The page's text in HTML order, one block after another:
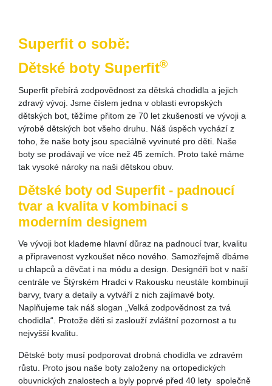
Superfit o sobě:
Dětské boty Superfit®
Superfit přebírá zodpovědnost za dětská chodidla a jejich
zdravý vývoj. Jsme číslem jedna v oblasti evropských
dětských bot, těžíme přitom ze 70 let zkušeností ve vývoji a
výrobě dětských bot všeho druhu. Náš úspěch vychází z
toho, že naše boty jsou speciálně vyvinuté pro děti. Naše
boty se prodávají ve více než 45 zemích. Proto také máme
tak vysoké nároky na naši dětskou obuv.
Dětské boty od Superfit - padnoucí
tvar a kvalita v kombinaci s
moderním designem
Ve vývoji bot klademe hlavní důraz na padnoucí tvar, kvalitu
a připravenost vyzkoušet něco nového. Samozřejmě dbáme
u chlapců a děvčat i na módu a design. Designéři bot v naší
centrále ve Štýrském Hradci v Rakousku neustále kombinují
barvy, tvary a detaily a vytváří z nich zajímavé boty.
Naplňujeme tak náš slogan „Velká zodpovědnost za tvá
chodidla“. Protože děti si zaslouží zvláštní pozornost a tu
nejvyšší kvalitu.
Dětské boty musí podporovat drobná chodidla ve zdravém
růstu. Proto jsou naše boty založeny na ortopedických
obuvnických znalostech a byly poprvé před 40 lety společně